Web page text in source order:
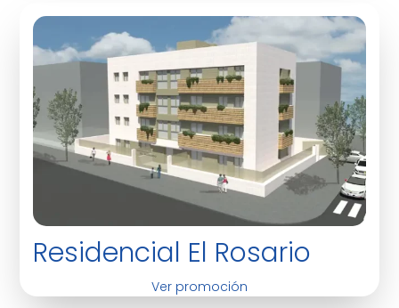
Residencial El Rosario
Ver promoción